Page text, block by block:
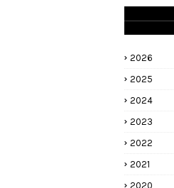
2026
2025
2024
2023
2022
2021
2020